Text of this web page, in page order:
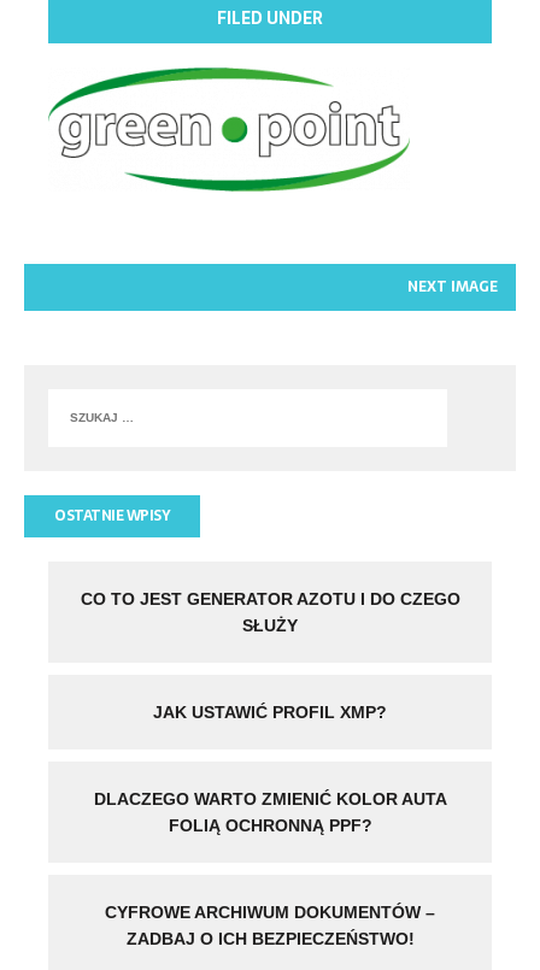
FILED UNDER
NEXT IMAGE
OSTATNIE WPISY
CO TO JEST GENERATOR AZOTU I DO CZEGO
SŁUŻY
JAK USTAWIĆ PROFIL XMP?
DLACZEGO WARTO ZMIENIĆ KOLOR AUTA
FOLIĄ OCHRONNĄ PPF?
CYFROWE ARCHIWUM DOKUMENTÓW –
ZADBAJ O ICH BEZPIECZEŃSTWO!